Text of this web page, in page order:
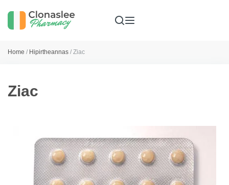
Home / Hipirtheannas / Ziac
Ziac